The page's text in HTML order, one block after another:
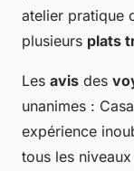
atelier pratique
plusieurs plats
Les avis des
unanimes :
expérience
tous les